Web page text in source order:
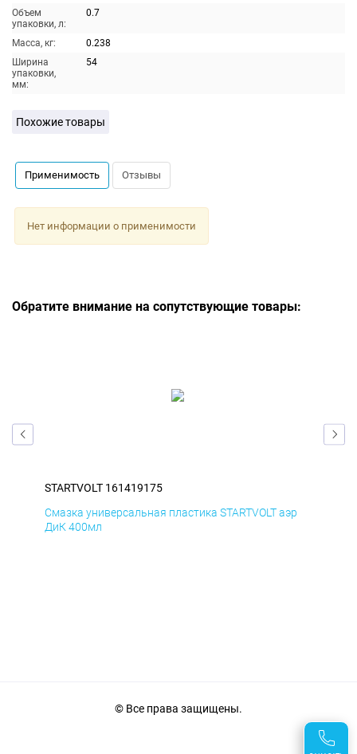
Объем
упаковки, л:
0.7
Масса, кг:
0.238
Ширина
упаковки,
мм:
54
Похожие товары
Применимость Отзывы
Нет информации о применимости
Обратите внимание на сопутствующие товары:
STARTVOLT 161419175
Смазка универсальная пластика STARTVOLT аэр
ДиК 400мл
© Все права защищены.